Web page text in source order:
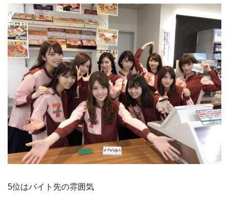
5位はバイト先の雰囲気